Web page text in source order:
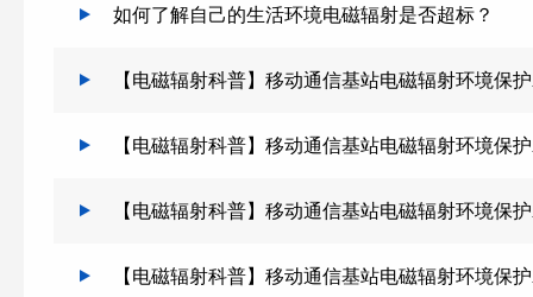
如何了解自己的生活环境电磁辐射是否超标？
【电磁辐射科普】移动通信基站电磁辐射环境保
【电磁辐射科普】移动通信基站电磁辐射环境保
【电磁辐射科普】移动通信基站电磁辐射环境保
【电磁辐射科普】移动通信基站电磁辐射环境保